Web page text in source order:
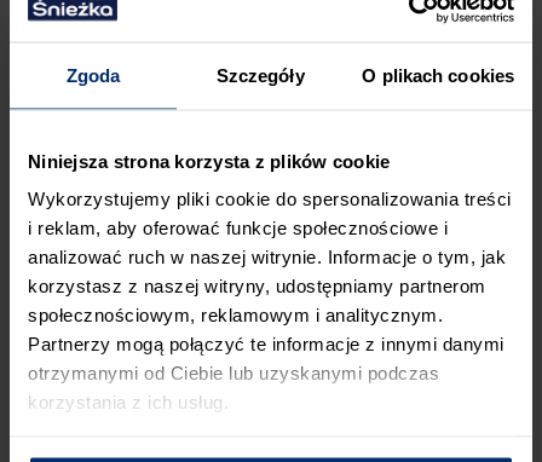
Zgoda Szczegóły O plikach cookies
Niniejsza strona korzysta z plików cookie
Wykorzystujemy pliki cookie do spersonalizowania treści
i reklam, aby oferować funkcje społecznościowe i
analizować ruch w naszej witrynie. Informacje o tym, jak
korzystasz z naszej witryny, udostępniamy partnerom
społecznościowym, reklamowym i analitycznym.
Partnerzy mogą połączyć te informacje z innymi danymi
otrzymanymi od Ciebie lub uzyskanymi podczas
korzystania z ich usług.
zużyta w ciągu ok. 1 godziny od wymieszania. Czas
uzależniony jest od grubości danej warstwy, właściwości
temp. 20ºC, wilgotności 65%) wynosi ok. 3-4 godziny.
warstwy możliwe jest jeżeli pierwsza warstwa o grubości 2-3
mm wyschła w 75 proc. Jak poznać, ze warstwa gładzi
wyschła? Można to sprawdzić dotykając powierzchnię ręką.
Sucha warstwa szpachli ma również jednolity odcień,
pozbawiony wilgotnych przebarwień.Sucha warstwa szpachli
charakteryzuje się również odpowiednią twardością.